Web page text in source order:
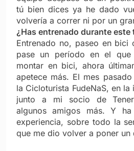
tú bien dices ya he dado
volvería a correr ni por un
¿Has entrenado durante este
Entrenado no, paseo en bici
pase un período en el
montar en bici, ahora
apetece más. El mes
la Cicloturista FudeNaS, en la
junto a mi socio de
algunos amigos más. Y
experiencia, sobre todo la
que me dio volver a poner un